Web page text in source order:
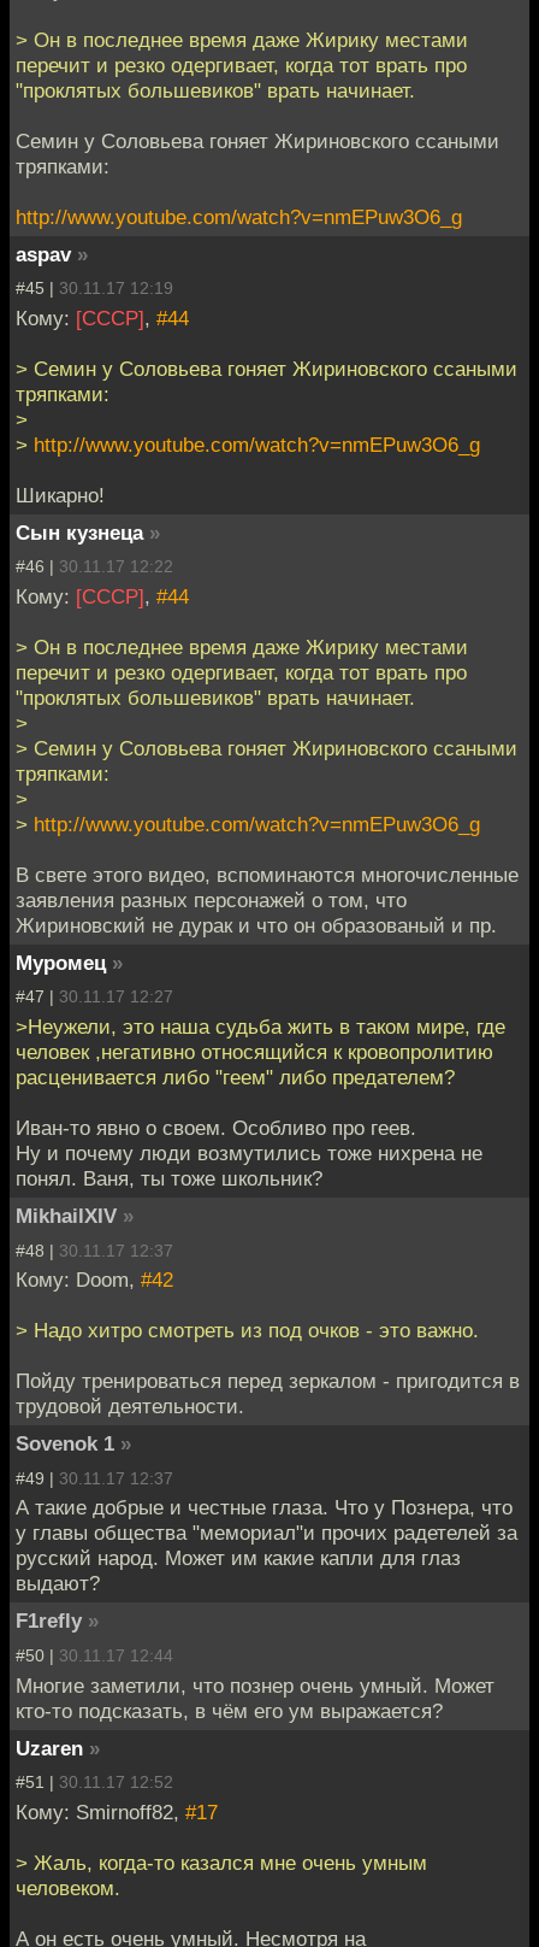
> Он в последнее время даже Жирику местами
перечит и резко одергивает, когда тот врать про
"проклятых большевиков" врать начинает.
Семин у Соловьева гоняет Жириновского ссаными
тряпками:
http://www.youtube.com/watch?v=nmEPuw3O6_g
aspav »
#45 | 30.11.17 12:19
Кому: [СССР], #44
> Семин у Соловьева гоняет Жириновского ссаными
тряпками:
>
> http://www.youtube.com/watch?v=nmEPuw3O6_g
Шикарно!
Сын кузнеца »
#46 | 30.11.17 12:22
Кому: [СССР], #44
> Он в последнее время даже Жирику местами
перечит и резко одергивает, когда тот врать про
"проклятых большевиков" врать начинает.
>
> Семин у Соловьева гоняет Жириновского ссаными
тряпками:
>
> http://www.youtube.com/watch?v=nmEPuw3O6_g
В свете этого видео, вспоминаются многочисленные
заявления разных персонажей о том, что
Жириновский не дурак и что он образованый и пр.
Муромец »
#47 | 30.11.17 12:27
>Неужели, это наша судьба жить в таком мире, где
человек ,негативно относящийся к кровопролитию
расценивается либо "геем" либо предателем?
Иван-то явно о своем. Особливо про геев.
Ну и почему люди возмутились тоже нихрена не
понял. Ваня, ты тоже школьник?
MikhailXIV »
#48 | 30.11.17 12:37
Кому: Doom, #42
> Надо хитро смотреть из под очков - это важно.
Пойду тренироваться перед зеркалом - пригодится в
трудовой деятельности.
Sovenok 1 »
#49 | 30.11.17 12:37
А такие добрые и честные глаза. Что у Познера, что
у главы общества "мемориал"и прочих радетелей за
русский народ. Может им какие капли для глаз
выдают?
F1refly »
#50 | 30.11.17 12:44
Многие заметили, что познер очень умный. Может
кто-то подсказать, в чём его ум выражается?
Uzaren »
#51 | 30.11.17 12:52
Кому: Smirnoff82, #17
> Жаль, когда-то казался мне очень умным
человеком.
А он есть очень умный. Несмотря на